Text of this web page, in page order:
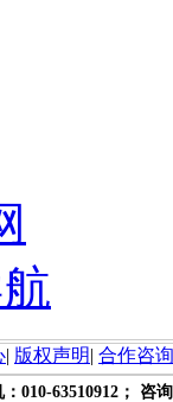
| 版权声明| 合作咨询
010-63510912； 咨